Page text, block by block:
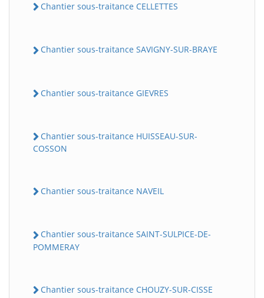
Chantier sous-traitance CELLETTES
Chantier sous-traitance SAVIGNY-SUR-BRAYE
Chantier sous-traitance GIEVRES
Chantier sous-traitance HUISSEAU-SUR-
COSSON
Chantier sous-traitance NAVEIL
Chantier sous-traitance SAINT-SULPICE-DE-
POMMERAY
Chantier sous-traitance CHOUZY-SUR-CISSE